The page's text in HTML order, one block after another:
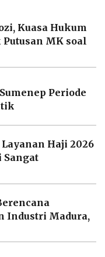
Kuasa Hukum
MK soal
Periode
Haji 2026
Sangat
Industri Madura,